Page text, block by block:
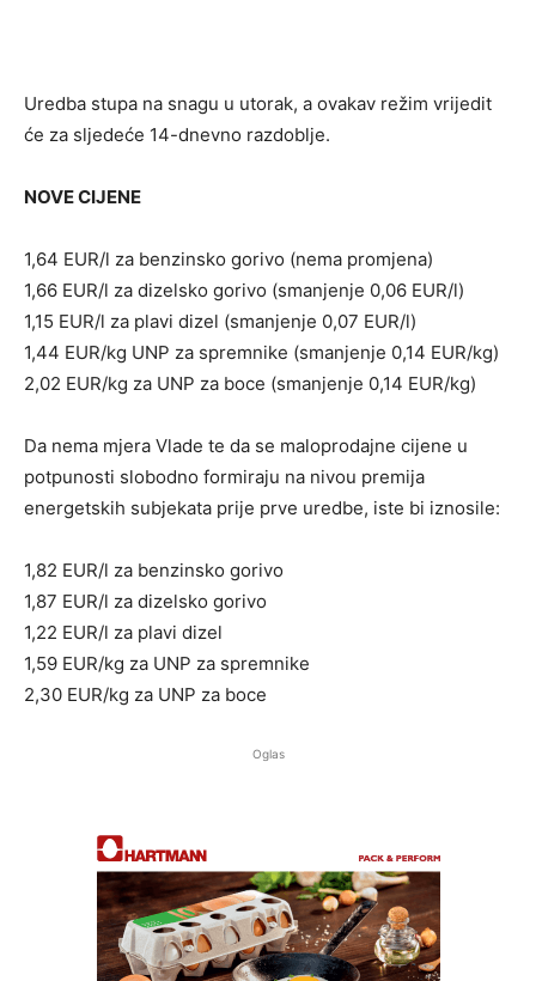
Uredba stupa na snagu u utorak, a ovakav režim vrijedit
će za sljedeće 14-dnevno razdoblje.
NOVE CIJENE
1,64 EUR/l za benzinsko gorivo (nema promjena)
1,66 EUR/l za dizelsko gorivo (smanjenje 0,06 EUR/l)
1,15 EUR/l za plavi dizel (smanjenje 0,07 EUR/l)
1,44 EUR/kg UNP za spremnike (smanjenje 0,14 EUR/kg)
2,02 EUR/kg za UNP za boce (smanjenje 0,14 EUR/kg)
Da nema mjera Vlade te da se maloprodajne cijene u
potpunosti slobodno formiraju na nivou premija
energetskih subjekata prije prve uredbe, iste bi iznosile:
1,82 EUR/l za benzinsko gorivo
1,87 EUR/l za dizelsko gorivo
1,22 EUR/l za plavi dizel
1,59 EUR/kg za UNP za spremnike
2,30 EUR/kg za UNP za boce
Oglas